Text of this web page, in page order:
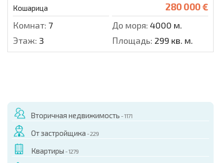
Кошарица 280 000 €
Комнат: 7 До моря: 4000 м.
Этаж: 3 Площадь: 299 кв. м.
Вторичная недвижимость - 1171
От застройщика - 229
Квартиры - 1279